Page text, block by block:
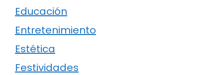
Educación
Entretenimiento
Estética
Festividades